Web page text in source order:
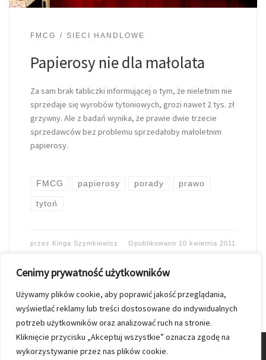
Cenimy prywatność użytkowników
Używamy plików cookie, aby poprawić jakość przeglądania,
wyświetlać reklamy lub treści dostosowane do indywidualnych
potrzeb użytkowników oraz analizować ruch na stronie.
Kliknięcie przycisku „Akceptuj wszystkie” oznacza zgodę na
wykorzystywanie przez nas plików cookie.
FMCG SIECI HANDLOWE
Papierosy nie dla małolata
Za sam brak tabliczki informującej o tym, że nieletnim nie
sprzedaje się wyrobów tytoniowych, grozi nawet 2 tys. zł
grzywny. Ale z badań wynika, że prawie dwie trzecie
sprzedawców bez problemu sprzedałoby małoletnim
papierosy.
FMCG papierosy porady prawo
tytoń
przez Kinga Szymkiewicz Opublikowano 10 kwietnia 2011
© 2026 Nasz Kolporter – Wszelkie prawa zastrzezone